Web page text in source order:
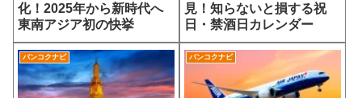
化！2025年から新時代へ
東南アジア初の快挙
見！知らないと損する祝
日・禁酒日カレンダー
バンコクナビ バンコクナビ